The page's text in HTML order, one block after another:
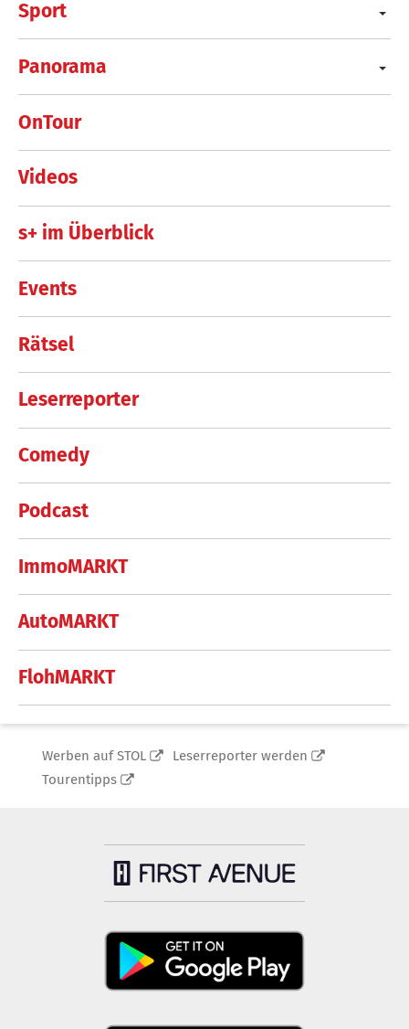
Sport
Panorama
OnTour
Videos
s+ im Überblick
Events
Rätsel
Leserreporter
Comedy
Podcast
ImmoMARKT
AutoMARKT
FlohMARKT
Werben auf STOL
Leserreporter werden
Tourentipps